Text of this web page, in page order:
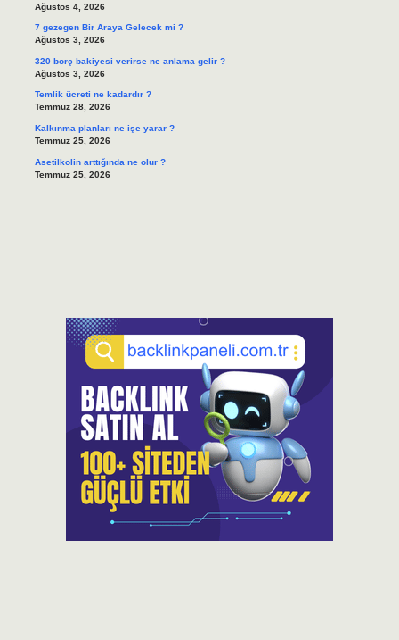
Ağustos 4, 2026
7 gezegen Bir Araya Gelecek mi ?
Ağustos 3, 2026
320 borç bakiyesi verirse ne anlama gelir ?
Ağustos 3, 2026
Temlik ücreti ne kadardır ?
Temmuz 28, 2026
Kalkınma planları ne işe yarar ?
Temmuz 25, 2026
Asetilkolin arttığında ne olur ?
Temmuz 25, 2026